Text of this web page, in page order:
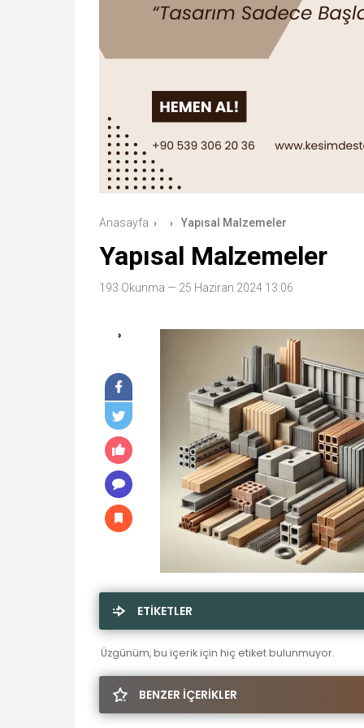
Anasayfa › › Yapısal Malzemeler
Yapısal Malzemeler
193 Okunma — 25 Haziran 2024 13:06
ETİKETLER
Üzgünüm, bu içerik için hiç etiket bulunmuyor.
BENZER İÇERİKLER